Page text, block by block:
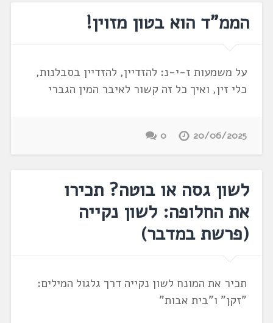
הממ"ד הוא בטון מזוין!
על משמעות ז-י-נ: להזדיין, להזדיין בסבלנות,
כלי זין, ואיך כל זה קשור לאיבר המין הגברי
20/06/2025
0
לשון גסה או בוטה? תכירו
את החלופה: לשון נקייה
(פרשת במדבר)
תכיר את המונח לשון נקייה דרך גלגול המילים:
"זקן" ו"בית אבות"